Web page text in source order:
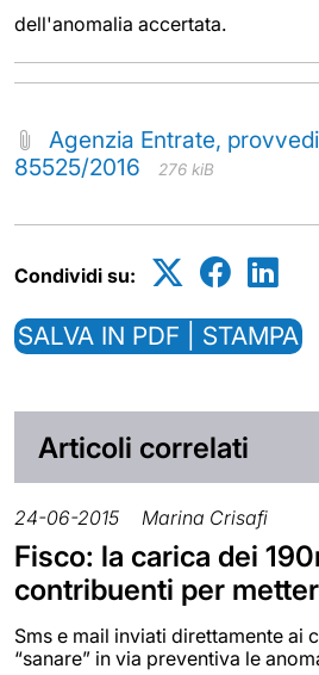
dell'anomalia accertata.
Agenzia Entrate,
85525/2016
276 kiB
Condividi su:
SALVA IN PDF | STAMPA
Articoli correlati
24-06-2015 Marina Crisafi
Fisco: la carica dei
contribuenti per
Sms e mail inviati direttamente ai
“sanare” in via preventiva le